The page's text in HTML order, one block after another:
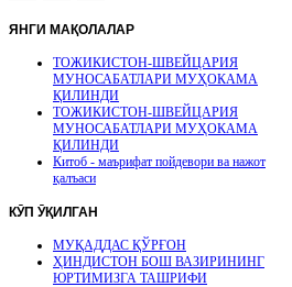
ЯНГИ МАҚОЛАЛАР
ТОЖИКИСТОН-ШВЕЙЦАРИЯ
МУНОСАБАТЛАРИ МУҲОКАМА
ҚИЛИНДИ
ТОЖИКИСТОН-ШВЕЙЦАРИЯ
МУНОСАБАТЛАРИ МУҲОКАМА
ҚИЛИНДИ
Китоб - маърифат пойдевори ва нажот
қалъаси
КӮП ӮҚИЛГАН
МУҚАДДАС ҚЎРҒОН
ҲИНДИСТОН БОШ ВАЗИРИНИНГ
ЮРТИМИЗГА ТАШРИФИ